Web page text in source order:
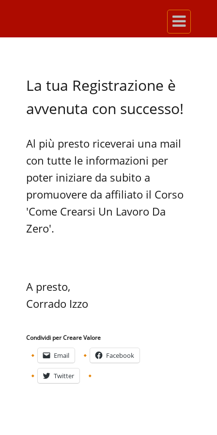

La tua Registrazione è
avvenuta con successo!
Al più presto riceverai una mail
con tutte le informazioni per
poter iniziare da subito a
promuovere da affiliato il Corso
'Come Crearsi Un Lavoro Da
Zero'.
​A presto,
Corrado Izzo​
Condividi per Creare Valore
Email Facebook
Twitter